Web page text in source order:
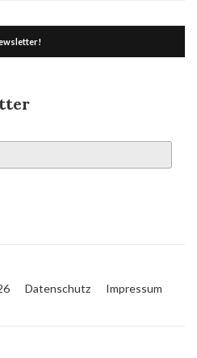
Datenschutz
Impressum